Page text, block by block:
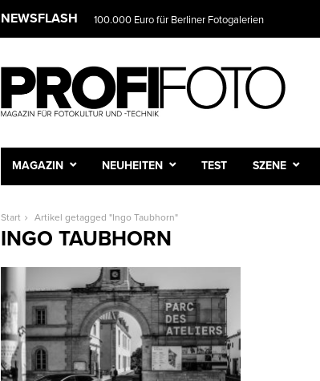
NEWSFLASH 100.000 Euro für Berliner Fotogalerien
MAGAZIN NEUHEITEN TEST SZENE
Start Artikel getagged "Ingo Taubhorn"
INGO TAUBHORN